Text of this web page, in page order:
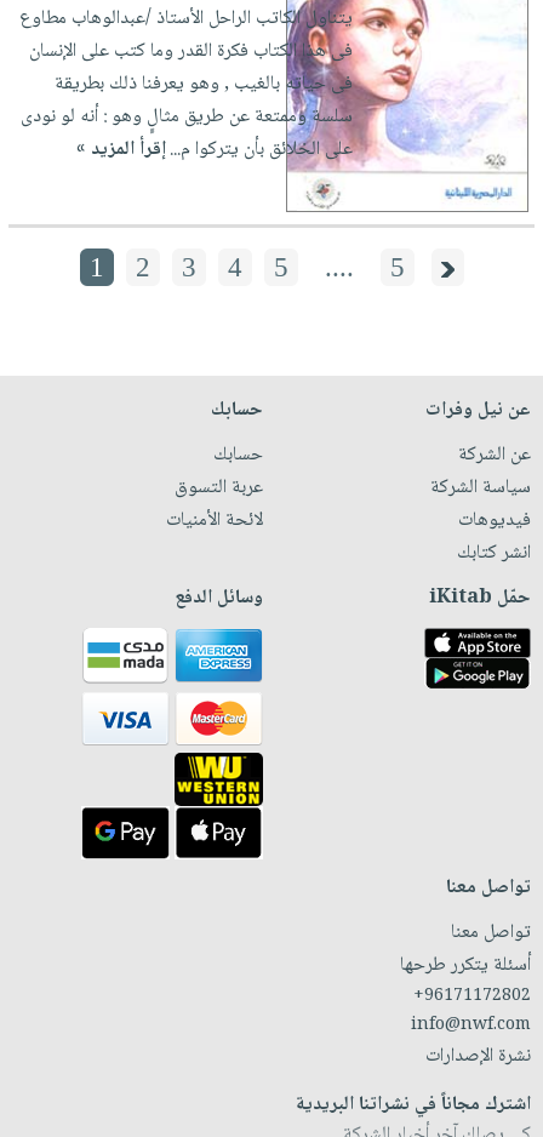
يتناول الكاتب الراحل الأستاذ /عبدالوهاب مطاوع
فى هذا الكتاب فكرة القدر وما كتب على الإنسان
فى حياته بالغيب , وهو يعرفنا ذلك بطريقة
سلسة وممتعة عن طريق مثالٍٍ وهو : أنه لو نودى
على الخلائق بأن يتركوا م...إقرأ المزيد »
1 2 3 4 5 .... 5
عن نيل وفرات
عن الشركة
سياسة الشركة
فيديوهات
انشر كتابك
حسابك
حسابك
عربة التسوق
لائحة الأمنيات
حمّل iKitab وسائل الدفع
تواصل معنا
تواصل معنا
أسئلة يتكرر طرحها
+96171172802
info@nwf.com
نشرة الإصدارات
اشترك مجاناً في نشراتنا البريدية